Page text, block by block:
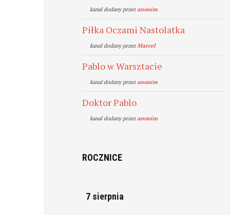
kanal dodany przezanonim
Piłka Oczami Nastolatka
kanal dodany przezMarcel
Pablo w Warsztacie
kanal dodany przezanonim
Doktor Pablo
kanal dodany przezanonim
ROCZNICE
7 sierpnia